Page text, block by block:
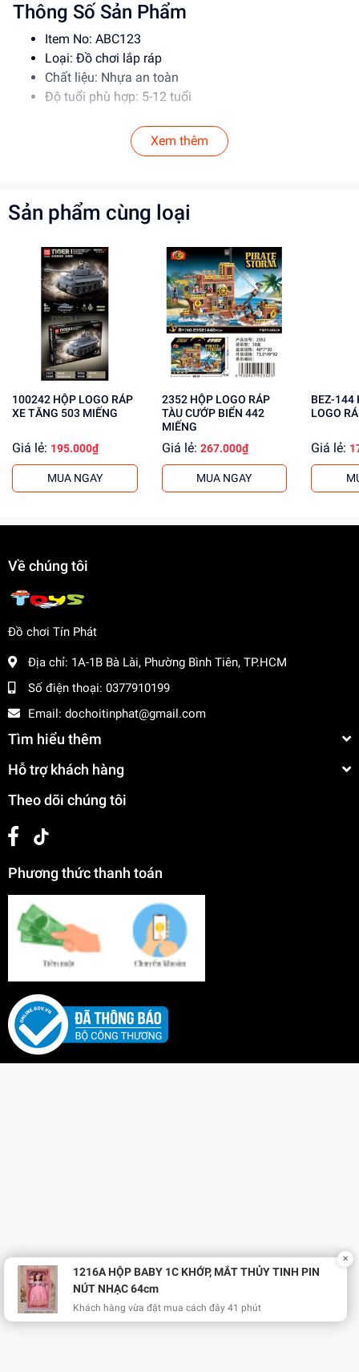
Thông Số Sản Phẩm
Item No: ABC123
Loại: Đồ chơi lắp ráp
Chất liệu: Nhựa an toàn
Độ tuổi phù hợp: 5-12 tuổi
Hướng Dẫn Sử Dụng
Đọc kỹ hướng dẫn trước khi sử dụng
Lợi Ích Phát Triển
Phát triển tư duy sáng tạo, kỹ năng giải quyết vấn đề
Rèn luyện kỹ năng phối hợp, làm việc nhóm
Tăng cường khả năng quan sát, phân tích
Mua ngay tạidochoitinphat.com, chúng tôi cung cấp giá sỉ
cho khách buôn. Liên hệ ngay để biết thêm thông tin!
Xem thêm
Sản phẩm cùng loại
100242 HỘP LOGO RÁP
XE TĂNG 503 MIẾNG
Giá lẻ: 195.000₫
MUA NGAY
2352 HỘP LOGO RÁP
TÀU CƯỚP BIỂN 442
MIẾNG
Giá lẻ: 267.000₫
MUA NGAY
BEZ-144 HỘP ẾCH
LOGO
Giá lẻ:
Về chúng tôi
Đồ chơi Tín Phát
Địa chỉ: 1A-1B Bà Lài, Phường Bình Tiên, TP.HCM
Số điện thoại: 0377910199
Email: dochoitinphat@gmail.com
Tìm hiểu thêm
Hỗ trợ khách hàng
Theo dõi chúng tôi
Phương thức thanh toán
1216A HỘP BABY 1C KHỚP, MẮT THỦY TINH PIN
NÚT NHẠC 64cm
Khách hàng vừa đặt mua cách đây 41 phút
✕